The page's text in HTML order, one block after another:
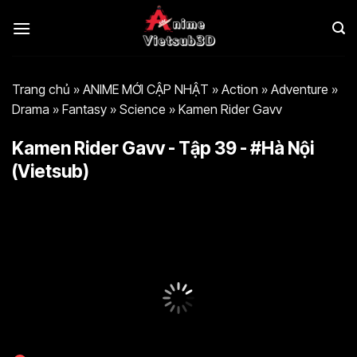
qua
Trang chủ » ANIME MỚI CẬP NHẬT » Action » Adventure »
Drama » Fantasy » Science » Kamen Rider Gavv
Kamen Rider Gavv - Tập 39 - #Hà Nội
(Vietsub)